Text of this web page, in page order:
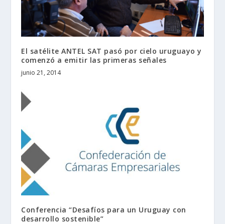
El satélite ANTEL SAT pasó por cielo uruguayo y
comenzó a emitir las primeras señales
junio 21, 2014
Conferencia “Desafíos para un Uruguay con
desarrollo sostenible”